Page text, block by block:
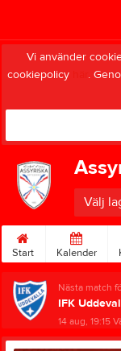
Vi använder
cookiepolicy
.
Välj
Start Kalender
Nästa match
IFK
14 aug, 19:15